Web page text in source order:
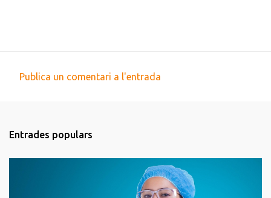
e
n
Publica un comentari a l'entrada
Entrades populars